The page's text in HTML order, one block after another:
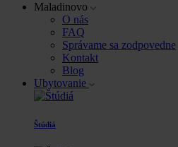
Maladinovo
O nás
FAQ
Správame sa zodpovedne
Kontakt
Blog
Ubytovanie
Štúdiá